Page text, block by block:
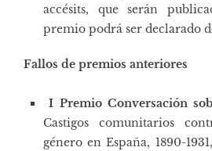
accésits, que serán
premio podrá ser declarado
Fallos de premios anteriores
I Premio Conversación
Castigos comunitarios
género en España, 1890-1931